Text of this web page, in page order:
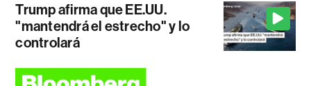
Trump afirma que EE.UU.
"mantendrá el estrecho" y lo
controlará